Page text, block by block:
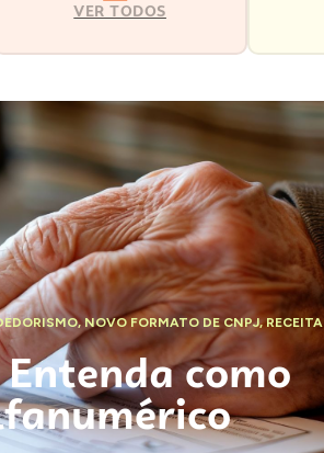
VER TODOS
,NOVO FORMATO DE CNPJ,RECEITA
como